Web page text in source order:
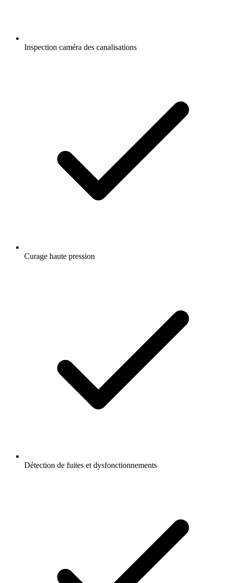
Inspection caméra des canalisations
Curage haute pression
Détection de fuites et dysfonctionnements